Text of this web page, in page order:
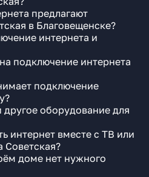
предлагают
в Благовещенске?
интернета и
подключение интернета
подключение
оборудование для
интернет вместе с ТВ или
Советская?
доме нет нужного